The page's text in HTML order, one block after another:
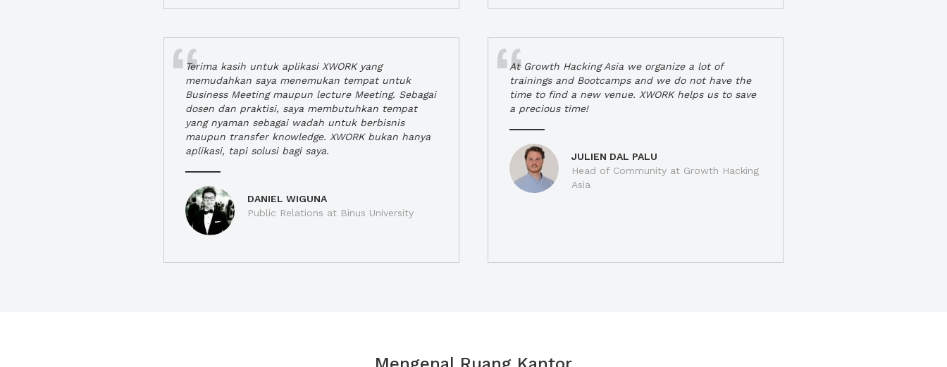
Terima kasih untuk aplikasi XWORK yang
memudahkan saya menemukan tempat untuk
Business Meeting maupun lecture Meeting. Sebagai
dosen dan praktisi, saya membutuhkan tempat
yang nyaman sebagai wadah untuk berbisnis
maupun transfer knowledge. XWORK bukan hanya
aplikasi, tapi solusi bagi saya.
DANIEL WIGUNA
Public Relations at Binus University
At Growth Hacking Asia we organize a lot of
trainings and Bootcamps and we do not have the
time to find a new venue. XWORK helps us to save
a precious time!
JULIEN DAL PALU
Head of Community at Growth Hacking
Asia